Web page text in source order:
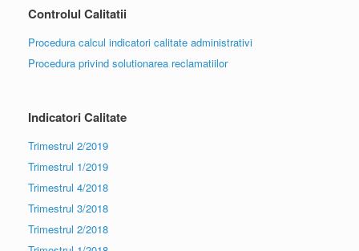
Controlul Calitatii
Procedura calcul indicatori calitate administrativi
Procedura privind solutionarea reclamatiilor
Indicatori Calitate
Trimestrul 2/2019
Trimestrul 1/2019
Trimestrul 4/2018
Trimestrul 3/2018
Trimestrul 2/2018